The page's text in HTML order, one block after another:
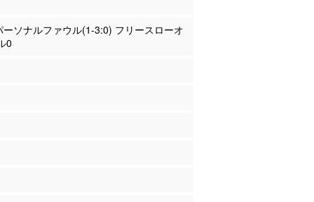
ーソナルファウル(1-3:0) フリースローオ
0